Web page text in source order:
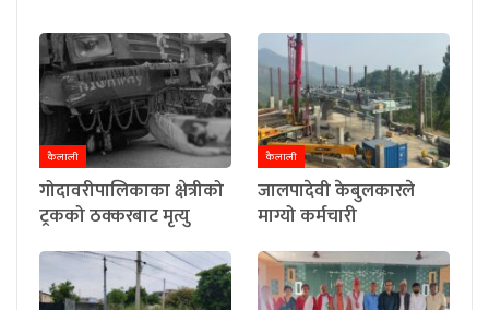
कैलाली
गोदावरीपालिकाका क्षेत्रीको
ट्रकको ठक्करबाट मृत्यु
कैलाली
जालपादेवी केबुलकारले
माग्यो कर्मचारी